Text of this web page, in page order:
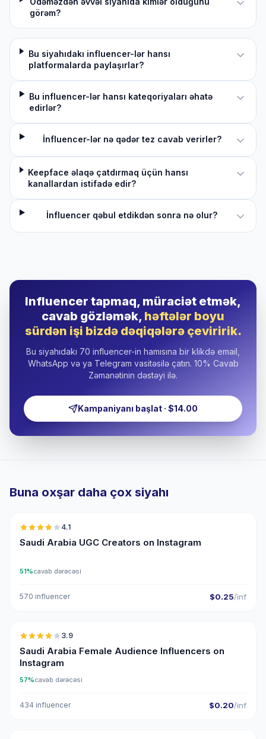
görəm?
Bu siyahıdakı influencer-lər hansı
platformalarda paylaşırlar?
Bu influencer-lər hansı kateqoriyaları əhatə
edirlər?
İnfluencer-lər nə qədər tez cavab verirler?
Keepface əlaqə çatdırmaq üçün hansı
kanallardan istifadə edir?
İnfluencer qəbul etdikdən sonra nə olur?
Influencer tapmaq, müraciət etmək,
cavab gözləmək, həftələr boyu
sürdən işi bizdə dəqiqələrə çeviririk.
Bu siyahıdakı 70 influencer-in hamısına bir klikdə email,
WhatsApp və ya Telegram vasitəsilə çatın. 10% Cavab
Zəmanətinin dəstəyi ilə.
Kampaniyanı başlat · $14.00
Buna oxşar daha çox siyahı
4.1
Saudi Arabia UGC Creators on Instagram
51%cavab dərəcəsi
570 influencer $0.25/inf
🇸🇦
3.9
Saudi Arabia Female Audience Influencers on
Instagram
57%cavab dərəcəsi
434 influencer $0.20/inf
🇸🇦